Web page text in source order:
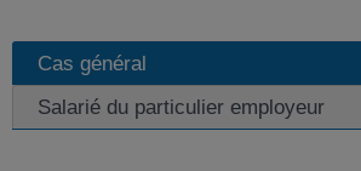
Cas général
Salarié du particulier employeur